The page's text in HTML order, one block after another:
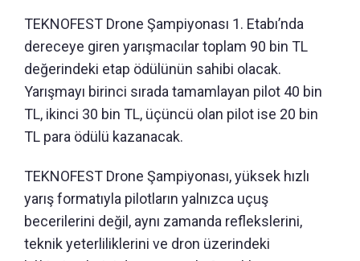
TEKNOFEST Drone Şampiyonası 1. Etabı’nda
dereceye giren yarışmacılar toplam 90 bin TL
değerindeki etap ödülünün sahibi olacak.
Yarışmayı birinci sırada tamamlayan pilot 40 bin
TL, ikinci 30 bin TL, üçüncü olan pilot ise 20 bin
TL para ödülü kazanacak.
TEKNOFEST Drone Şampiyonası, yüksek hızlı
yarış formatıyla pilotların yalnızca uçuş
becerilerini değil, aynı zamanda reflekslerini,
teknik yeterliliklerini ve dron üzerindeki